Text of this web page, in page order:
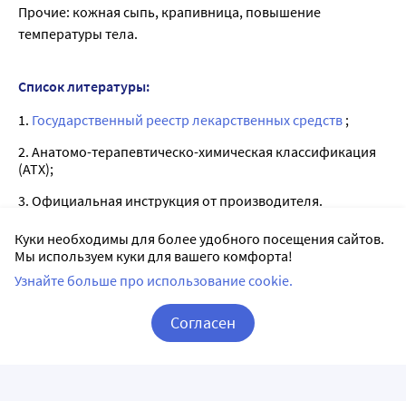
Прочие: кожная сыпь, крапивница, повышение
температуры тела.
Список литературы:
1. Государственный реестр лекарственных средств ;
2. Анатомо-терапевтическо-химическая классификация
(ATX);
3. Официальная инструкция от производителя.
Лицензии
Куки необходимы для более удобного посещения сайтов.
Мы используем куки для вашего комфорта!
Узнайте больше про использование cookie.
Согласен